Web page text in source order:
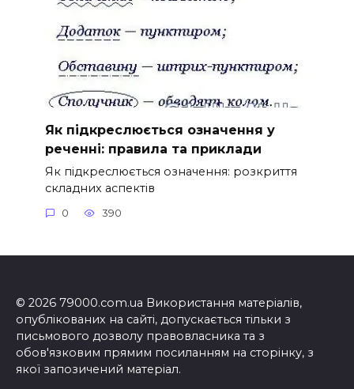
Як підкреслюється означення у
реченні: правила та приклади
Як підкреслюється означення: розкриття
складних аспектів
0 390
© 2026 79000.com.ua Використання матеріалів,
опублікованих на сайті, допускається тільки з
письмового дозволу правовласника та з
обов'язковим прямим посиланням на сторінку, з
якої запозичений матеріал.